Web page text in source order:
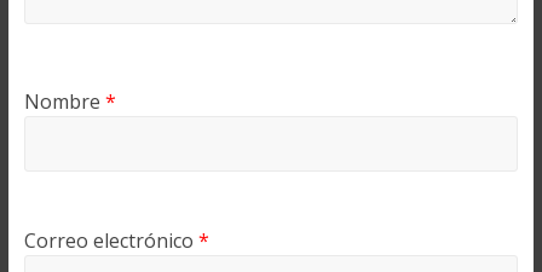
Nombre *
Correo electrónico *